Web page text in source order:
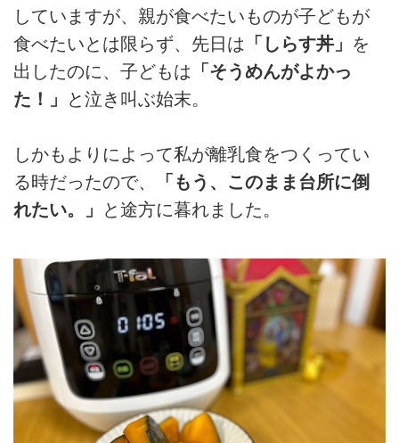
していますが、親が食べたいものが子どもが
食べたいとは限らず、先日は 「しらす丼」 を
出したのに、子どもは 「そうめんがよかっ
た！」
と泣き叫ぶ始末。
しかもよりによって私が離乳食をつくってい
る時だったので、
「もう、このまま台所に倒
れたい。」
と途方に暮れました。